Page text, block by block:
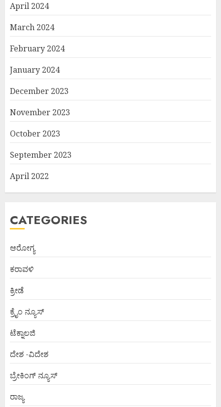
April 2024
March 2024
February 2024
January 2024
December 2023
November 2023
October 2023
September 2023
April 2022
CATEGORIES
ಆರೋಗ್ಯ
ಕರಾವಳಿ
ಕ್ರೀಡೆ
ಕ್ರೈಂ ನ್ಯೂಸ್
ಟೆಕ್ನಾಲಜಿ
ದೇಶ -ವಿದೇಶ
ಬ್ರೇಕಿಂಗ್ ನ್ಯೂಸ್
ರಾಜ್ಯ